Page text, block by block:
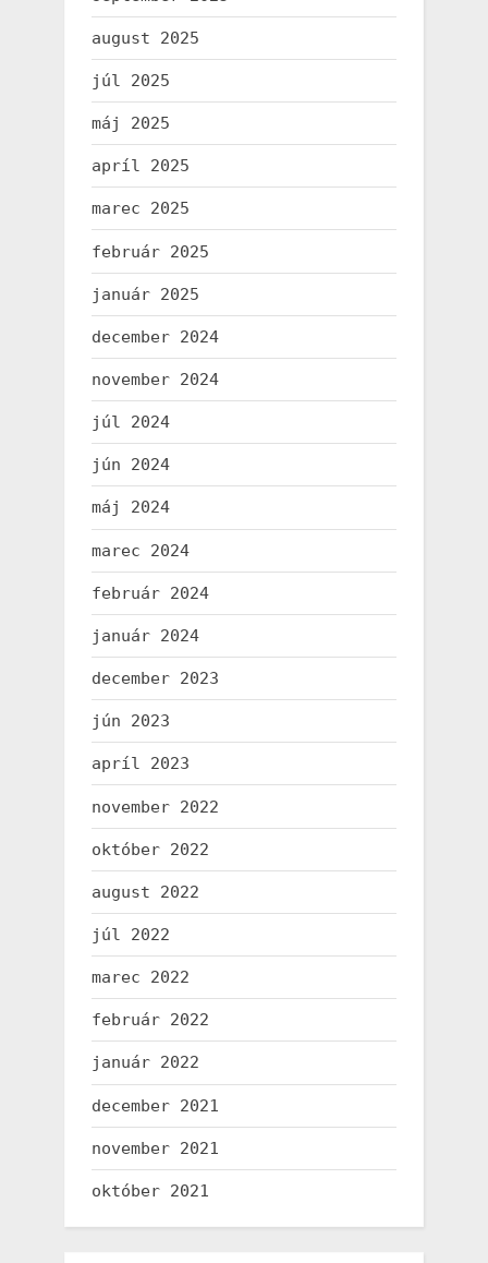
august 2025
júl 2025
máj 2025
apríl 2025
marec 2025
február 2025
január 2025
december 2024
november 2024
júl 2024
jún 2024
máj 2024
marec 2024
február 2024
január 2024
december 2023
jún 2023
apríl 2023
november 2022
október 2022
august 2022
júl 2022
marec 2022
február 2022
január 2022
december 2021
november 2021
október 2021